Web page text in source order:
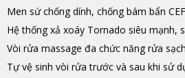
Men sứ chống dính, chống bám bẩn
Hệ thống xả xoáy Tornado siêu mạnh,
Vòi rửa massage đa chức năng rửa
Tự vệ sinh vòi rửa trước và sau khi sử